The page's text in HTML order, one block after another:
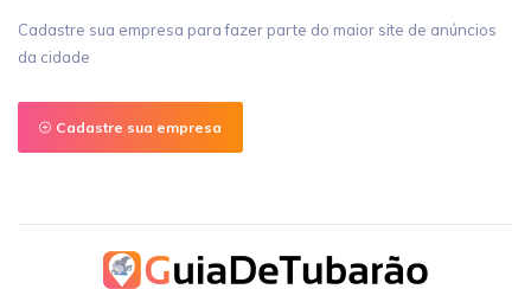
Cadastre sua empresa para fazer parte do maior site de anúncios
da cidade
Cadastre sua empresa